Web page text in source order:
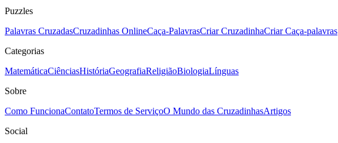
Puzzles
Palavras CruzadasCruzadinhas OnlineCaça-PalavrasCriar CruzadinhaCriar Caça-palavras
Categorias
MatemáticaCiênciasHistóriaGeografiaReligiãoBiologiaLínguas
Sobre
Como FuncionaContatoTermos de ServiçoO Mundo das CruzadinhasArtigos
Social